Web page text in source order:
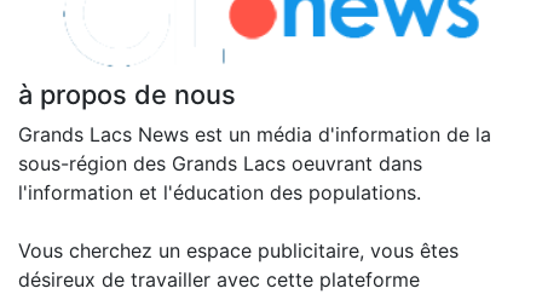
à propos de nous
Grands Lacs News est un média d'information de la
sous-région des Grands Lacs oeuvrant dans
l'information et l'éducation des populations.
Vous cherchez un espace publicitaire, vous êtes
désireux de travailler avec cette plateforme